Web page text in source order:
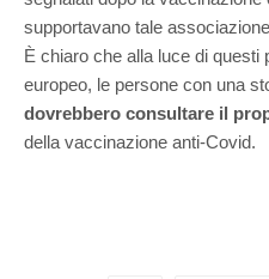
supportavano tale
È chiaro che alla luce di questi
europeo, le persone con una
dovrebbero consultare il
della vaccinazione anti-Covid.